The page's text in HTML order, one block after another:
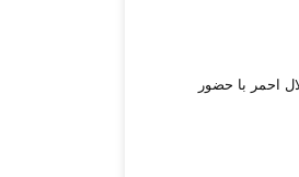
احمر با حضور